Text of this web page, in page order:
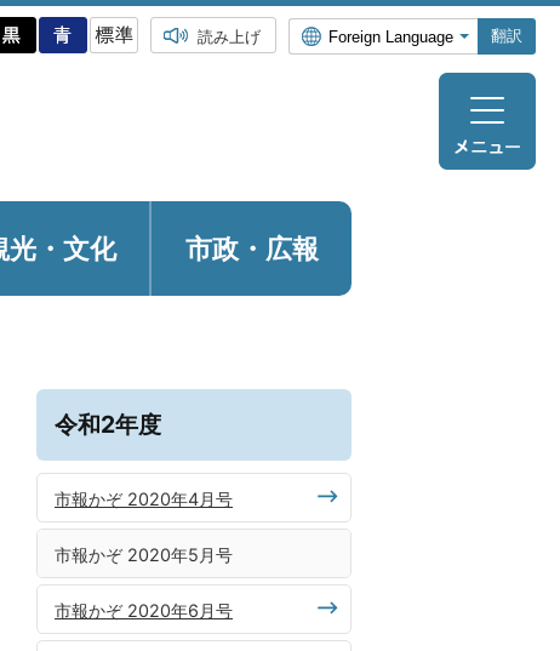
読み上げ 翻訳
光・ 文化 市政・広報
令和2年度
市報かぞ 2020年4月号
市報かぞ 2020年5月号
市報かぞ 2020年6月号